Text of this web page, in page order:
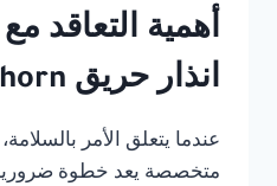
أهمية التعاقد
انذار حريق Thorn في مصر
عندما يتعلق الأمر
متخصصة يعد خطوة ضرورية